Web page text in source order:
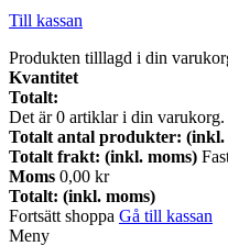
Till kassan
Produkten tilllagd i din
Kvantitet
Totalt:
Det är0 artiklar i din varukorg.
Totalt antal produkter: (inkl.
Totalt frakt: (inkl. moms)
Moms 0,00 kr
Totalt: (inkl. moms)
Fortsätt shoppa Gå till kassan
Meny